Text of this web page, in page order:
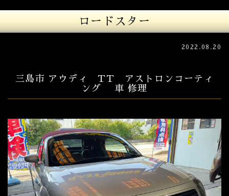
ロードスター
2022.08.20
三島市 アウディ TT アストロンコーティ
ング 車 修理